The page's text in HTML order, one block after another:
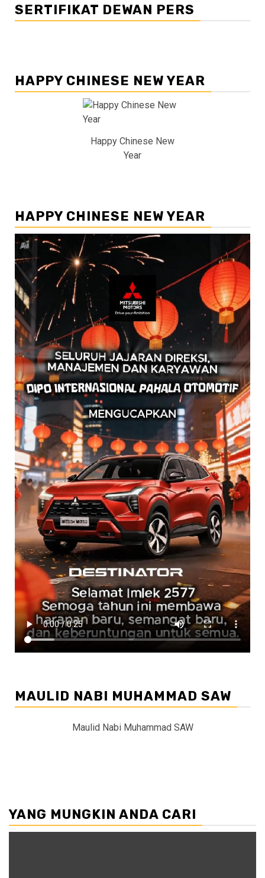
SERTIFIKAT DEWAN PERS
HAPPY CHINESE NEW YEAR
Happy Chinese New
Year
HAPPY CHINESE NEW YEAR
MAULID NABI MUHAMMAD SAW
Maulid Nabi Muhammad SAW
YANG MUNGKIN ANDA CARI